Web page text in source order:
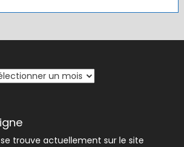
trouve actuellement sur le site